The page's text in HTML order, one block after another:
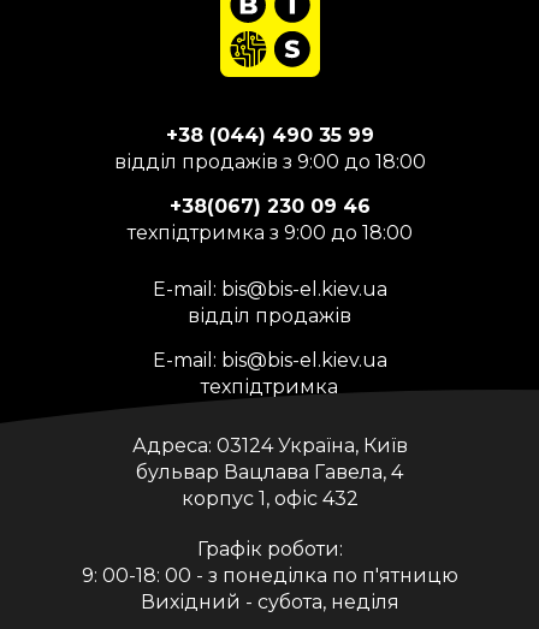
+38 (044) 490 35 99
відділ продажів з 9:00 до 18:00
+38(067) 230 09 46
техпідтримка з 9:00 до 18:00
E-mail: bis@bis-el.kiev.ua
відділ продажів
E-mail: bis@bis-el.kiev.ua
техпідтримка
Адреса: 03124 Україна, Київ
бульвар Вацлава Гавела, 4
корпус 1, офіс 432
Графік роботи:
9: 00-18: 00 - з понеділка по п'ятницю
Вихідний - субота, неділя